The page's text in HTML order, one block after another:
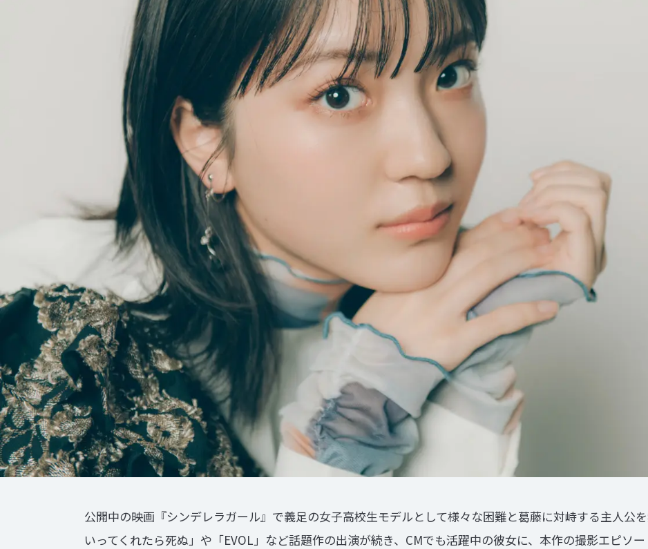
公開中の映画『シンデレラガール』で義⾜の⼥⼦⾼校⽣モデルとして様々な困難と葛藤に対峙する主人公
いってくれたら死ぬ」や「EVOL」など話題作の出演が続き、CMでも活躍中の彼女に、本作の撮影エピソ